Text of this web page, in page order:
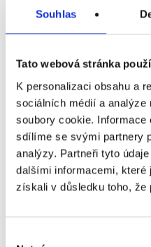
Souhlas
Tato webová stránka
K personalizaci obsahu a
sociálních médií a
soubory cookie. Informace
sdílíme se svými partnery
analýzy. Partneři tyto
dalšími informacemi, které
získali v důsledku toho, že
Strategická poloha
Parku ponechají auto,
institucích, univerzitách
pokračovat dál například
čtvrtí,“ řeklradní města
Petr Kratochvíl . Kromě
možné si zde zakoupit
oprávnění. Pro tyto
parkovacího domu.
Venkovní plocha bude
rezidentního parkování.
realizovala za 465